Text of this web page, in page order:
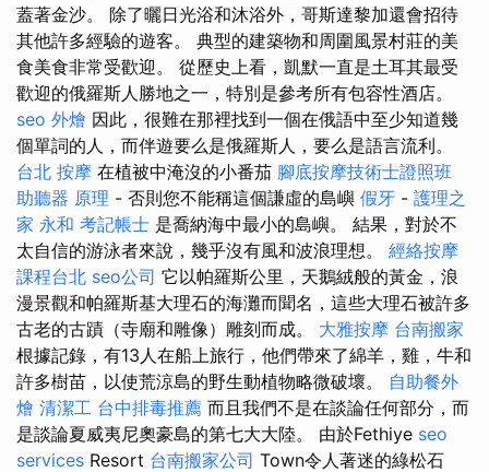
蓋著金沙。 除了曬日光浴和沐浴外，哥斯達黎加還會招待
其他許多經驗的遊客。 典型的建築物和周圍風景村莊的美
食美食非常受歡迎。 從歷史上看，凱默一直是土耳其最受
歡迎的俄羅斯人勝地之一，特別是參考所有包容性酒店。
seo 外燴 因此，很難在那裡找到一個在俄語中至少知道幾
個單詞的人，而伴遊要么是俄羅斯人，要么是語言流利。
台北 按摩 在植被中淹沒的小番茄 腳底按摩技術士證照班
助聽器 原理 - 否則您不能稱這個謙虛的島嶼 假牙 - 護理之
家 永和 考記帳士 是喬納海中最小的島嶼。 結果，對於不
太自信的游泳者來說，幾乎沒有風和波浪理想。 經絡按摩
課程台北 seo公司 它以帕羅斯公里，天鵝絨般的黃金，浪
漫景觀和帕羅斯基大理石的海灘而聞名，這些大理石被許多
古老的古蹟（寺廟和雕像）雕刻而成。 大雅按摩 台南搬家
根據記錄，有13人在船上旅行，他們帶來了綿羊，雞，牛和
許多樹苗，以使荒涼島的野生動植物略微破壞。 自助餐外
燴 清潔工 台中排毒推薦 而且我們不是在談論任何部分，而
是談論夏威夷尼奧豪島的第七大大陸。 由於Fethiye seo
services Resort 台南搬家公司 Town令人著迷的綠松石